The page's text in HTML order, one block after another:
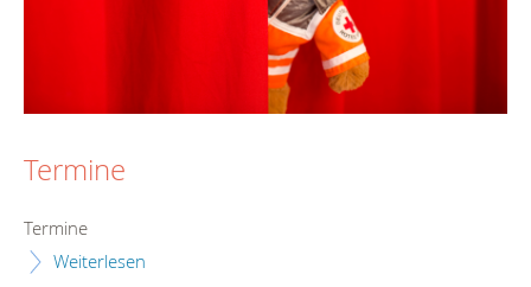
Termine
Termine
Weiterlesen